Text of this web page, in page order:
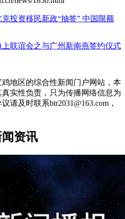
投资移民新政“抽签” 中国限额
联谊会之与广州新南燕签约仪式
地区的综合性新闻门户网站，本
实性负责，只为传播网络信息为
请及时联系btr2031@163.com，
资讯